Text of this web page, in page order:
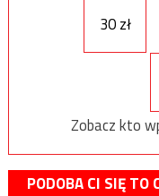
30 zł
Zobacz kto
PODOBA CI SIĘ TO